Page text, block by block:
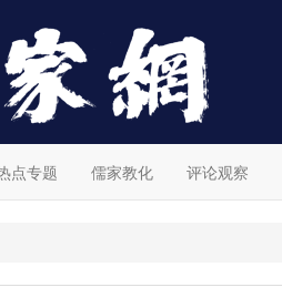
点专题 儒家教化 评论观察